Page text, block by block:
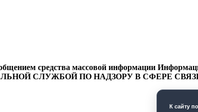
средства массовой информации
ФЕДЕРАЛЬНОЙ СЛУЖБОЙ ПО НАДЗОРУ В
К cайту